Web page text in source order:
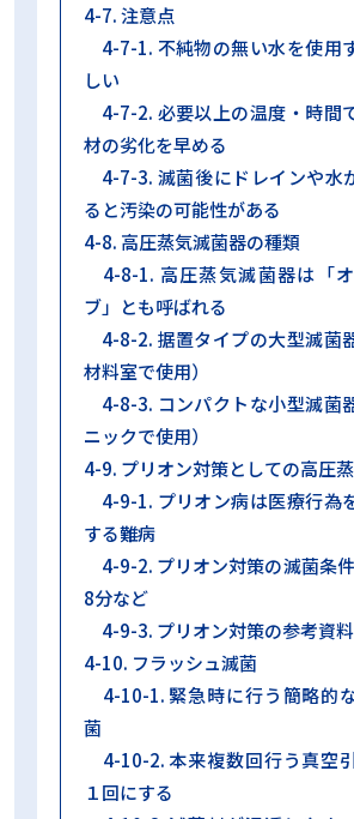
4-7. 注意点
4-7-1. 不純物の無い水を使用
しい
4-7-2. 必要以上の温度・時間
材の劣化を早める
4-7-3. 滅菌後にドレインや水
ると汚染の可能性がある
4-8. 高圧蒸気滅菌器の種類
4-8-1. 高圧蒸気滅菌器は「
ブ」とも呼ばれる
4-8-2. 据置タイプの大型滅菌
材料室で使用）
4-8-3. コンパクトな小型滅菌
ニックで使用）
4-9. プリオン対策としての高圧
4-9-1. プリオン病は医療行為
する難病
4-9-2. プリオン対策の滅菌条
8分など
4-9-3. プリオン対策の参考資料
4-10. フラッシュ滅菌
4-10-1. 緊急時に行う簡略的
菌
4-10-2. 本来複数回行う真空
１回にする